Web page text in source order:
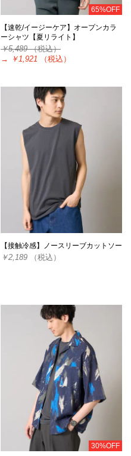
65%OFF
【速乾/イージーケア】オープンカラ
ーシャツ【夏リライト】
￥5,489（税込）
→
￥1,921 （税込）
【接触冷感】ノースリーブカットソー
￥2,189 （税込）
30%OFF